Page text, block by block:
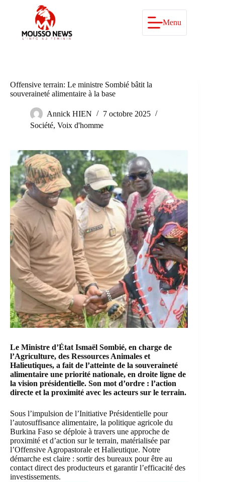
Menu
Offensive terrain: Le ministre Sombié bâtit la
souveraineté alimentaire à la base
Annick HIEN
7 octobre 2025
Société, Voix d'homme
Le Ministre d’État Ismaël Sombié, en charge de
l’Agriculture, des Ressources Animales et
Halieutiques, a fait de l’atteinte de la souveraineté
alimentaire une priorité nationale, en droite ligne de
la vision présidentielle. Son mot d’ordre : l’action
directe et la proximité avec les acteurs sur le terrain.
Sous l’impulsion de l’Initiative Présidentielle pour
l’autosuffisance alimentaire, la politique agricole du
Burkina Faso se déploie à travers une approche de
proximité et d’action sur le terrain, matérialisée par
l’Offensive Agropastorale et Halieutique. Notre
démarche est claire : sortir des bureaux pour être au
contact direct des producteurs et garantir l’efficacité des
investissements.